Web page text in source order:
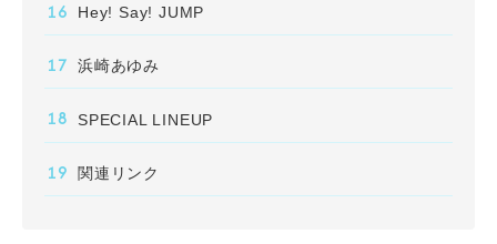
Hey! Say! JUMP
浜崎あゆみ
SPECIAL LINEUP
関連リンク